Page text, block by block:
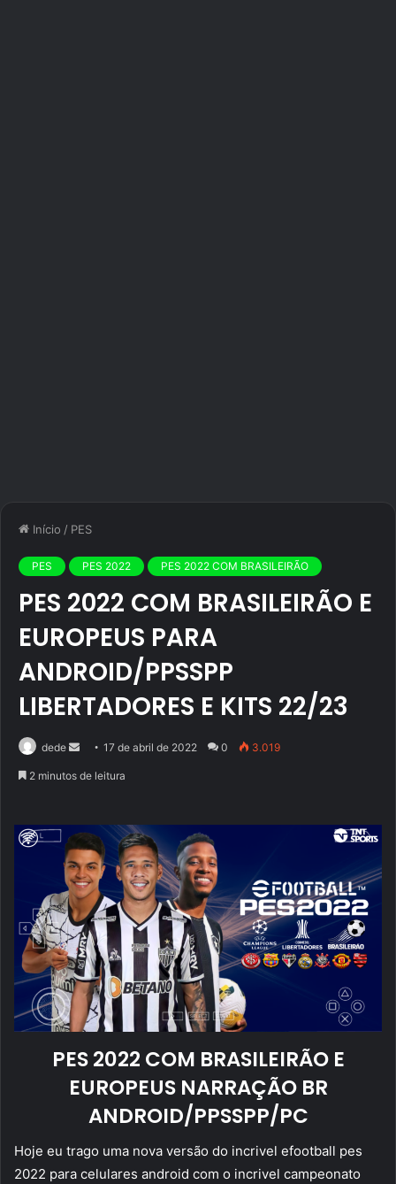
Início / PES
PES PES 2022 PES 2022 COM BRASILEIRÃO
PES 2022 COM BRASILEIRÃO E
EUROPEUS PARA
ANDROID/PPSSPP
LIBERTADORES E KITS 22/23
dede
Mande17 de abril de 2022 0 3.019
2 minutos de leitura
PES 2022 COM BRASILEIRÃO E
EUROPEUS NARRAÇÃO BR
ANDROID/PPSSPP/PC
Hoje eu trago uma nova versão do incrivel efootball pes
2022 para celulares android com o incrivel campeonato